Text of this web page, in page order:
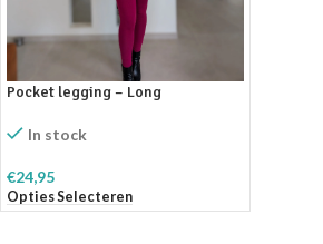
Pocket legging – Long
In stock
€24,95
Opties Selecteren